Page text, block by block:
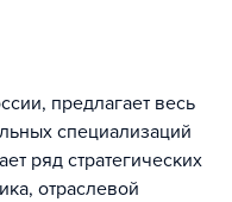
предлагает весь
специализаций
ряд стратегических
отраслевой